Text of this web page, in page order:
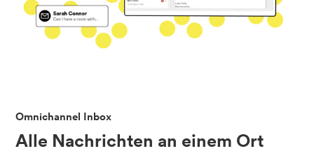
Omnichannel Inbox
Alle Nachrichten an einem Ort